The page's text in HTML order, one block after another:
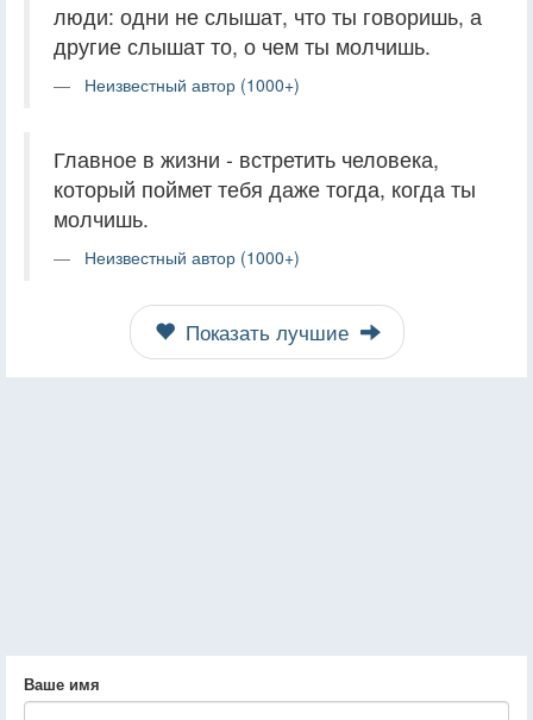
люди: одни не слышат, что ты говоришь, а
другие слышат то, о чем ты молчишь.
Неизвестный автор (1000+)
Главное в жизни - встретить человека,
который поймет тебя даже тогда, когда ты
молчишь.
Неизвестный автор (1000+)
Показать лучшие
Ваше имя